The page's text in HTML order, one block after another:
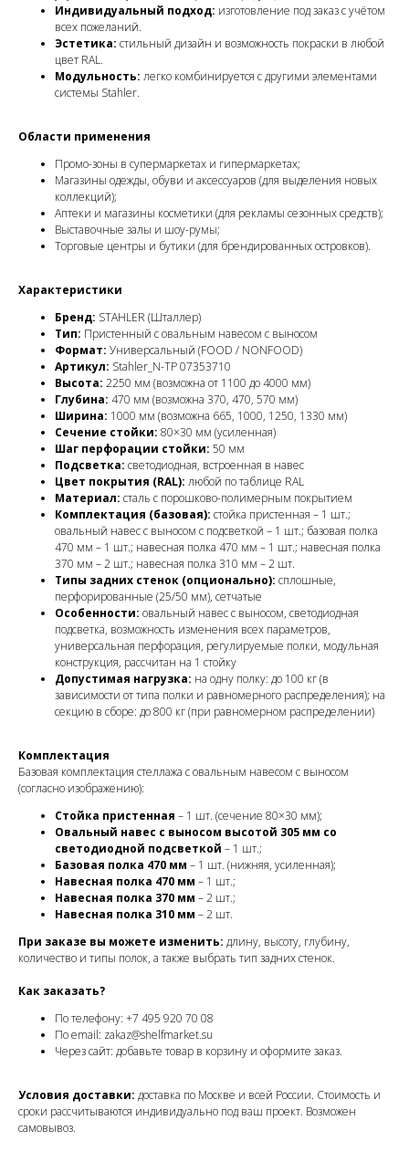
Индивидуальный подход: изготовление под заказ с учётом
всех пожеланий.
Эстетика: стильный дизайн и возможность покраски в любой
цвет RAL.
Модульность: легко комбинируется с другими элементами
системы Stahler.
Области применения
Промо-зоны в супермаркетах и гипермаркетах;
Магазины одежды, обуви и аксессуаров (для выделения новых
коллекций);
Аптеки и магазины косметики (для рекламы сезонных средств);
Выставочные залы и шоу-румы;
Торговые центры и бутики (для брендированных островков).
Характеристики
Бренд: STAHLER (Шталлер)
Тип: Пристенный с овальным навесом с выносом
Формат: Универсальный (FOOD / NONFOOD)
Артикул: Stahler_N-TP 07353710
Высота: 2250 мм (возможна от 1100 до 4000 мм)
Глубина: 470 мм (возможна 370, 470, 570 мм)
Ширина: 1000 мм (возможна 665, 1000, 1250, 1330 мм)
Сечение стойки: 80×30 мм (усиленная)
Шаг перфорации стойки: 50 мм
Подсветка: светодиодная, встроенная в навес
Цвет покрытия (RAL): любой по таблице RAL
Материал: сталь с порошково-полимерным покрытием
Комплектация (базовая): стойка пристенная – 1 шт.;
овальный навес с выносом с подсветкой – 1 шт.; базовая полка
470 мм – 1 шт.; навесная полка 470 мм – 1 шт.; навесная полка
370 мм – 2 шт.; навесная полка 310 мм – 2 шт.
Типы задних стенок (опционально): сплошные,
перфорированные (25/50 мм), сетчатые
Особенности: овальный навес с выносом, светодиодная
подсветка, возможность изменения всех параметров,
универсальная перфорация, регулируемые полки, модульная
конструкция, рассчитан на 1 стойку
Допустимая нагрузка: на одну полку: до 100 кг (в
зависимости от типа полки и равномерного распределения); на
секцию в сборе: до 800 кг (при равномерном распределении)
Комплектация
Базовая комплектация стеллажа с овальным навесом с выносом
(согласно изображению):
Стойка пристенная – 1 шт. (сечение 80×30 мм);
Овальный навес с выносом высотой 305 мм со
светодиодной подсветкой – 1 шт.;
Базовая полка 470 мм – 1 шт. (нижняя, усиленная);
Навесная полка 470 мм – 1 шт.;
Навесная полка 370 мм – 2 шт.;
Навесная полка 310 мм – 2 шт.
При заказе вы можете изменить: длину, высоту, глубину,
количество и типы полок, а также выбрать тип задних стенок.
Как заказать?
По телефону: +7 495 920 70 08
По email: zakaz@shelfmarket.su
Через сайт: добавьте товар в корзину и оформите заказ.
Условия доставки: доставка по Москве и всей России. Стоимость и
сроки рассчитываются индивидуально под ваш проект. Возможен
самовывоз.